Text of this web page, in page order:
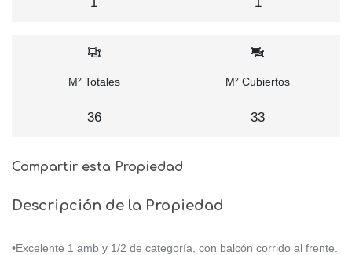
M² Totales
36
M² Cubiertos
33
Compartir esta Propiedad
Descripción de la Propiedad
•Excelente 1 amb y 1/2 de categoría, con balcón corrido al frente.